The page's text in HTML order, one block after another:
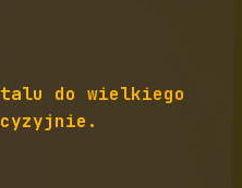
do wielkiego